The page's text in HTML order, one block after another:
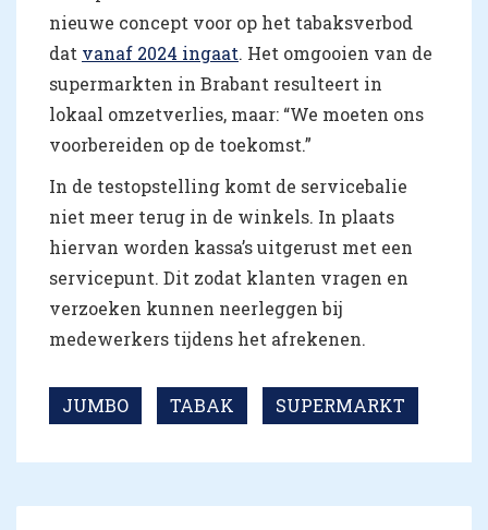
nieuwe concept voor op het tabaksverbod
dat vanaf 2024 ingaat. Het omgooien van de
supermarkten in Brabant resulteert in
lokaal omzetverlies, maar: “We moeten ons
voorbereiden op de toekomst.”
In de testopstelling komt de servicebalie
niet meer terug in de winkels. In plaats
hiervan worden kassa’s uitgerust met een
servicepunt. Dit zodat klanten vragen en
verzoeken kunnen neerleggen bij
medewerkers tijdens het afrekenen.
JUMBO TABAK SUPERMARKT